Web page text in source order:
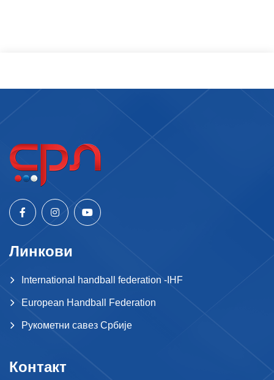
Линкови
International handball federation -IHF
European Handball Federation
Рукометни савез Србије
Контакт